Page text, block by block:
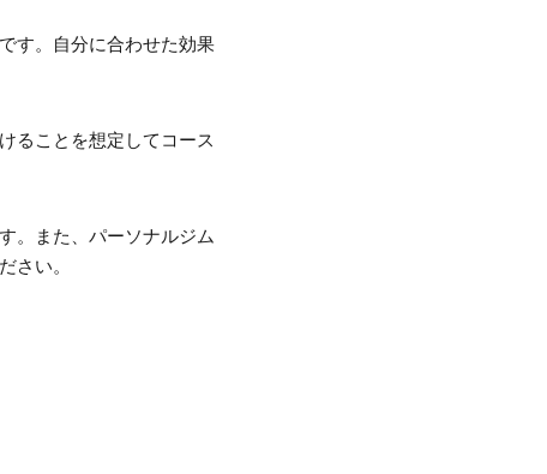
す。自分に合わせた効果
ることを想定してコース
。また、パーソナルジム
さい。